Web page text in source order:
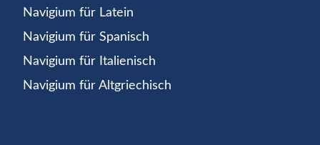
Navigium für Latein
Navigium für Spanisch
Navigium für Italienisch
Navigium für Altgriechisch